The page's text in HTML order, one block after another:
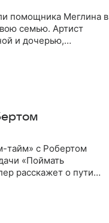
помощника Меглина в
семью. Артист
и дочерью,
тайм» с Робертом
«Поймать
расскажет о пути